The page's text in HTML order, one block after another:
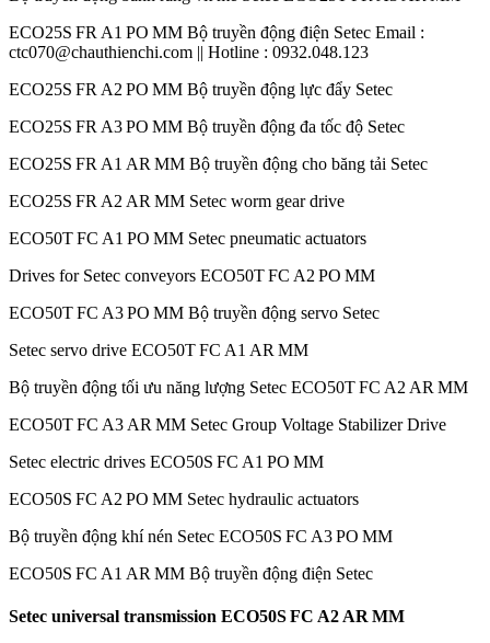
ECO25S FR A1 PO MM Bộ truyền động điện Setec Email :
ctc070@chauthienchi.com || Hotline : 0932.048.123
ECO25S FR A2 PO MM Bộ truyền động lực đẩy Setec
ECO25S FR A3 PO MM Bộ truyền động đa tốc độ Setec
ECO25S FR A1 AR MM Bộ truyền động cho băng tải Setec
ECO25S FR A2 AR MM Setec worm gear drive
ECO50T FC A1 PO MM Setec pneumatic actuators
Drives for Setec conveyors ECO50T FC A2 PO MM
ECO50T FC A3 PO MM Bộ truyền động servo Setec
Setec servo drive ECO50T FC A1 AR MM
Bộ truyền động tối ưu năng lượng Setec ECO50T FC A2 AR MM
ECO50T FC A3 AR MM Setec Group Voltage Stabilizer Drive
Setec electric drives ECO50S FC A1 PO MM
ECO50S FC A2 PO MM Setec hydraulic actuators
Bộ truyền động khí nén Setec ECO50S FC A3 PO MM
ECO50S FC A1 AR MM Bộ truyền động điện Setec
Setec universal transmission ECO50S FC A2 AR MM